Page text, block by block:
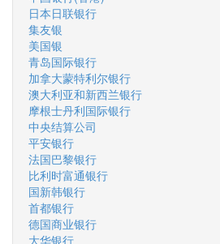
日本日联银行
集友银
美国银
青岛国际银行
加拿大蒙特利尔银行
澳大利亚和新西兰银行
摩根士丹利国际银行
中央结算公司
平安银行
法国巴黎银行
比利时富通银行
国新韩银行
首都银行
德国商业银行
大华银行